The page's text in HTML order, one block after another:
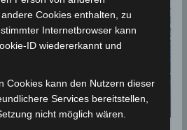
Cookies enthalten, zu
Internetbrowser kann
ID wiedererkannt und
Cookies kann den Nutzern dieser
Services bereitstellen,
nicht möglich wären.